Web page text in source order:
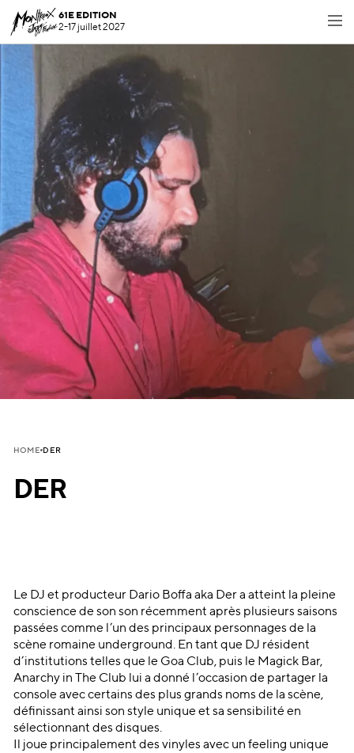
61E EDITION
2-17 juillet 2027
HOME DER
DER
Le DJ et producteur Dario Boffa aka Der a atteint la pleine
conscience de son son récemment après plusieurs saisons
passées comme l’un des principaux personnages de la
scène romaine underground. En tant que DJ résident
d’institutions telles que le Goa Club, puis le Magick Bar,
Anarchy in The Club lui a donné l’occasion de partager la
console avec certains des plus grands noms de la scène,
définissant ainsi son style unique et sa sensibilité en
sélectionnant des disques.
Il joue principalement des vinyles avec un feeling unique